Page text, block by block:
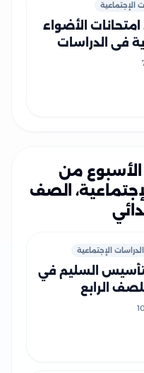
الإجتماعية
امتحانات الأضواء
في الدراسات
للصف الرابع
مقرر شهر فبراير
الأسبوع من
الصف
الدراسات الإجتماعية
السليم في
الرابع